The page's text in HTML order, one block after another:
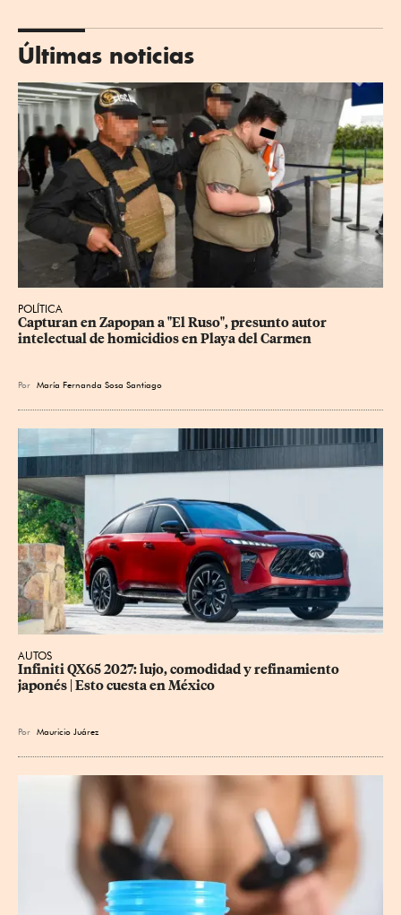
Últimas noticias
POLÍTICA
Capturan en Zapopan a "El Ruso", presunto autor
intelectual de homicidios en Playa del Carmen
Por María Fernanda Sosa Santiago
AUTOS
Infiniti QX65 2027: lujo, comodidad y refinamiento
japonés | Esto cuesta en México
Por Mauricio Juárez